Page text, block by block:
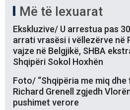
Më të lexuarat
Ekskluzive/ U arrestua pas
arrati vrasësi i vëllezërve në
vajze në Belgjikë, SHBA
Shqipëri Sokol Hoxhën
Foto/ “Shqipëria me miq dhe
Richard Grenell zgjedh
pushimet verore